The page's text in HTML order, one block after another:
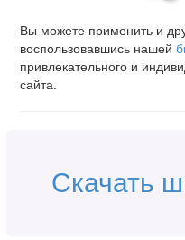
Вы можете применить и
воспользовавшись нашей
привлекательного и
сайта.
Скачать